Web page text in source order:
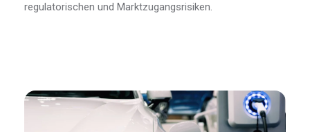
regulatorischen und Marktzugangsrisiken.